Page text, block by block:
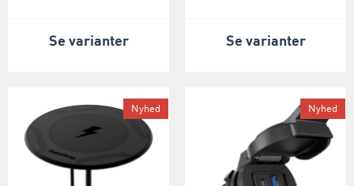
Se varianter Se varianter
Nyhed Nyhed